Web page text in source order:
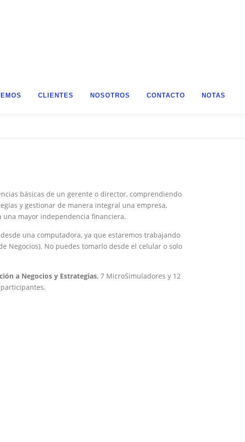
CLIENTES NOSOTROS CONTACTO NOTAS
básicas de un gerente o director, comprendiendo
y gestionar de manera integral una empresa,
mayor independencia financiera.
una computadora, ya que estaremos trabajando
Negocios). No puedes tomarlo desde el celular o solo
a Negocios y Estrategias, 7 MicroSimuladores y 12